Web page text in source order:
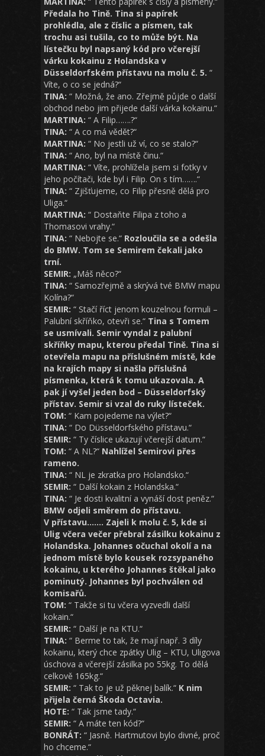
Předala ho Tině. Tina si papírek
prohlédla, ale z číslic a písmen, tak
trochu asi tušila, co to může být. Na
lístečku byl napsaný kód pro včerejší
várku kokainu z Holandska v
Düsseldorfském přístavu na molu č. 5. “
Víte, o co se jedná?“
TINA: “ Možná, že ano. Zřejmě půjde o další
obchod nebo jim přijede další várka kokainu.“
MARTINA: “ A Filip…….?“
TINA: “ A co má vědět?“
MARTINA: “ No jestli už ví, co se stalo?“
TINA: “ Ano, byl na místě činu.“
MARTINA: “ Víte, prohlížela jsem si fotky v
jeho počítači, kde byl i Filip. On s tím…….“
TINA: “ Zjišťujeme, co Filip přesně dělá pro
Uliga.“
MARTINA: “ Dostaňte Filipa z toho a
Thomasovi vrahy.“
TINA: “ Nebojte se.“ Rozloučila se a odešla
do BMW. Tom se Semirem čekali jako
trní.
SEMIR: „Máš něco?“
TINA: “ Samozřejmě a skrývá tvé BMW mapu
Kolína?“
SEMIR: “ Stačí říct jenom kouzelnou formuli –
Palubní skříňko, otevři se.“ Tina s Tomem
se usmívali. Semir vyndal z palubní
skříňky mapu, kterou předal Tině. Tina si
otevřela mapu na příslušném místě, kde
na krajích mapy si našla příslušná
písmenka, která k tomu ukazovala. A
pak jí vyšel jeden bod – Düsseldorfský
přístav. Semir si vzal do ruky lísteček.
TOM: “ Kam pojedeme na výlet?“
TINA: “ Do Düsseldorfského přístavu.“
SEMIR: “ Ty číslice ukazují včerejší datum.“
TOM: “ A NL?“ Nahlížel Semirovi přes
rameno.
TINA: “ NL je zkratka pro Holandsko.“
SEMIR: “ Další kokain z Holandska.“
TINA: “ Je dosti kvalitní a vynáší dost peněz.“
BMW odjeli směrem do přístavu.
V přístavu……. Zajeli k molu č. 5, kde si
Ulig včera večer přebral zásilku kokainu z
Holandska. Johannes očuchal okolí a na
jednom místě bylo kousek rozsypaného
kokainu, u kterého Johannes štěkal jako
pominutý. Johannes byl pochválen od
komisařů.
TOM: “ Takže si tu včera vyzvedli další
kokain.“
SEMIR: “ Další je na KTU.“
TINA: “ Berme to tak, že mají např. 3 díly
kokainu, který chce zpátky Ulig – KTU, Uligova
úschova a včerejší zásilka po 55kg. To dělá
celkově 165kg.“
SEMIR: “ Tak to je už pěknej balík.“ K nim
přijela černá Škoda Octavia.
HOTE: “ Tak jsme tady.“
SEMIR: “ A máte ten kód?“
BONRÁT: “ Jasně. Hartmutovi bylo divné, proč
ho chceme.“